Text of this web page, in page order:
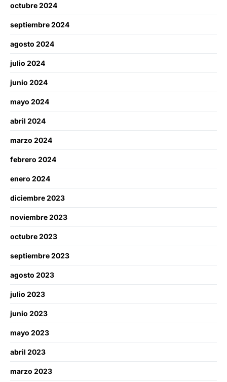
octubre 2024
septiembre 2024
agosto 2024
julio 2024
junio 2024
mayo 2024
abril 2024
marzo 2024
febrero 2024
enero 2024
diciembre 2023
noviembre 2023
octubre 2023
septiembre 2023
agosto 2023
julio 2023
junio 2023
mayo 2023
abril 2023
marzo 2023